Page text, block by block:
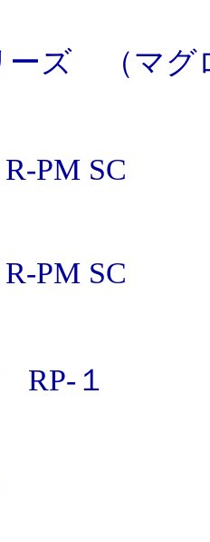
ーズ （マグ
PM SC
PM SC
RP-１